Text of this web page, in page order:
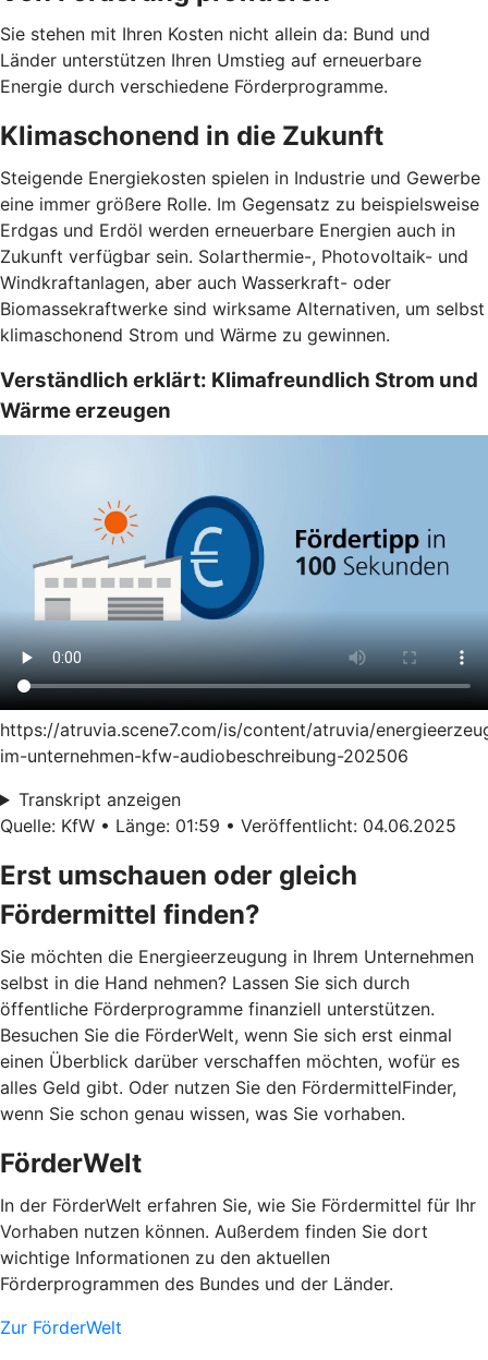
Sie stehen mit Ihren Kosten nicht allein da: Bund und
Länder unterstützen Ihren Umstieg auf erneuerbare
Energie durch verschiedene Förderprogramme.
Klimaschonend in die Zukunft
Steigende Energiekosten spielen in Industrie und Gewerbe
eine immer größere Rolle. Im Gegensatz zu beispielsweise
Erdgas und Erdöl werden erneuerbare Energien auch in
Zukunft verfügbar sein. Solarthermie-, Photovoltaik- und
Windkraftanlagen, aber auch Wasserkraft- oder
Biomassekraftwerke sind wirksame Alternativen, um selbst
klimaschonend Strom und Wärme zu gewinnen.
Verständlich erklärt: Klimafreundlich Strom und
Wärme erzeugen
https://atruvia.scene7.com/is/content/atruvia/
im-unternehmen-kfw-audiobeschreibung-202506
Transkript anzeigen
Quelle: KfW • Länge: 01:59 • Veröffentlicht: 04.06.2025
Erst umschauen oder gleich
Fördermittel finden?
Sie möchten die Energieerzeugung in Ihrem Unternehmen
selbst in die Hand nehmen? Lassen Sie sich durch
öffentliche Förderprogramme finanziell unterstützen.
Besuchen Sie die FörderWelt, wenn Sie sich erst einmal
einen Überblick darüber verschaffen möchten, wofür es
alles Geld gibt. Oder nutzen Sie den FördermittelFinder,
wenn Sie schon genau wissen, was Sie vorhaben.
FörderWelt
In der FörderWelt erfahren Sie, wie Sie Fördermittel für Ihr
Vorhaben nutzen können. Außerdem finden Sie dort
wichtige Informationen zu den aktuellen
Förderprogrammen des Bundes und der Länder.
Zur FörderWelt